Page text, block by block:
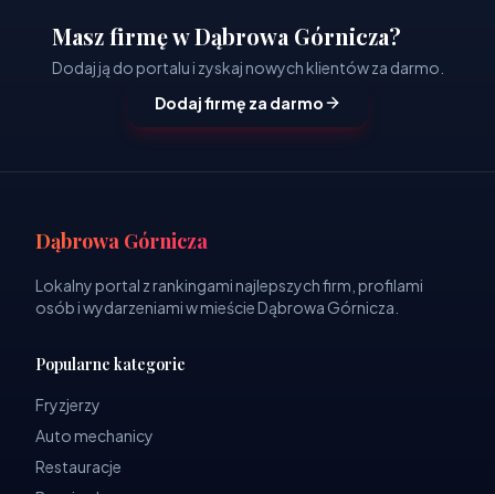
Masz firmę w Dąbrowa Górnicza?
Dodaj ją do portalu i zyskaj nowych klientów za darmo.
Dodaj firmę za darmo
Dąbrowa Górnicza
Lokalny portal z rankingami najlepszych firm, profilami
osób i wydarzeniami w mieście Dąbrowa Górnicza.
Popularne kategorie
Fryzjerzy
Auto mechanicy
Restauracje